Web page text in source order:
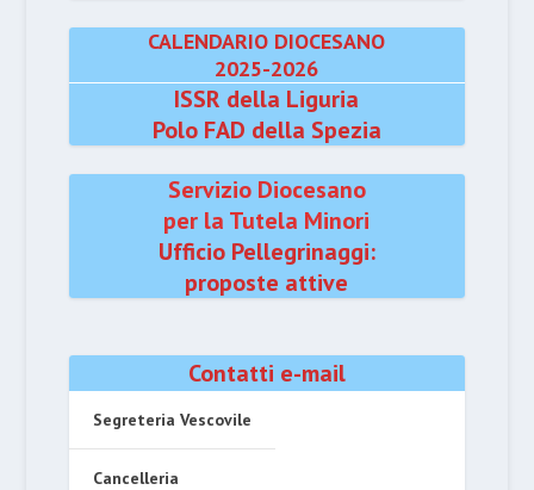
CALENDARIO DIOCESANO
2025-2026
ISSR della Liguria
Polo FAD della Spezia
Servizio Diocesano
per la Tutela Minori
Ufficio Pellegrinaggi:
proposte attive
Contatti e-mail
Segreteria Vescovile
Cancelleria